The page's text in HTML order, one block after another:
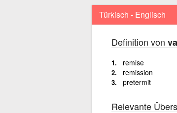
Türkisch - Englisch
Definition von
remise
remission
pretermit
Relevante